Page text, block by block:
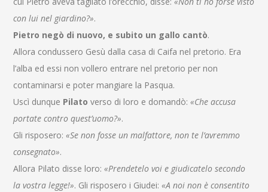
con lui nel giardino?».
Pietro negò di nuovo, e subito un gallo cantò.
Allora condussero Gesù dalla casa di Caifa nel pretorio. Era
l’alba ed essi non vollero entrare nel pretorio per non
contaminarsi e poter mangiare la Pasqua.
Uscì dunque Pilato verso di loro e domandò:«Che accusa
portate contro quest’uomo?».
Gli risposero:«Se non fosse un malfattore, non te l’avremmo
consegnato».
Allora Pilato disse loro:«Prendetelo voi e giudicatelo secondo
la vostra legge!». Gli risposero i Giudei:«A noi non è consentito